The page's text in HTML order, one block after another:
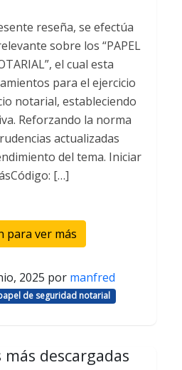
reseña, se efectúa
sobre los “PAPEL
el cual esta
para el ejercicio
notarial, estableciendo
Reforzando la norma
actualizadas
del tema. Iniciar
[…]
para ver más
2025 por manfred
de seguridad notarial
descargadas